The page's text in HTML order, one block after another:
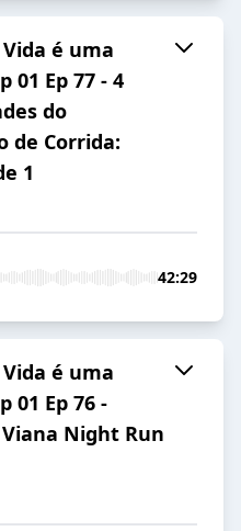
é uma
01 Ep 77 - 4
do
de Corrida:
1
42:29
é uma
01 Ep 76 -
Night Run